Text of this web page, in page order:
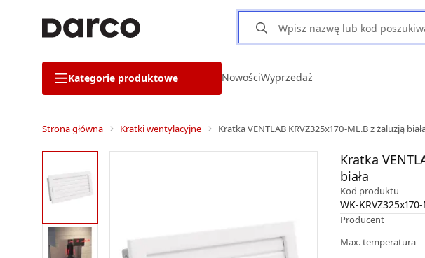
Kategorie produktowe NowościWyprzedaż
Strona główna Kratki wentylacyjne Kratka VENTLAB KRVZ325x170-ML.B z żaluzją
Kratka
biała
Kod produktu
WK-
Producent
Max. temperatura